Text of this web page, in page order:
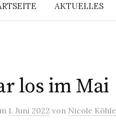
AKTUELLES
los im Mai
1. Juni 2022 von Nicole